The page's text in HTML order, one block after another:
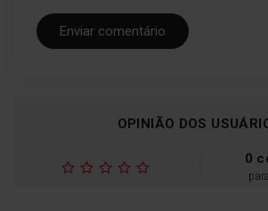
Enviar comentário
OPINIÃO DOS
0